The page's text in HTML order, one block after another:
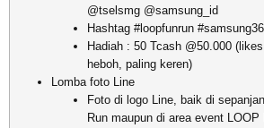
@tselsmg @samsung_id
Hashtag #loopfunrun
Hadiah : 50 Tcash @50.000
heboh, paling keren)
Lomba foto Line
Foto di logo Line, baik di
Run maupun di area event LOOP